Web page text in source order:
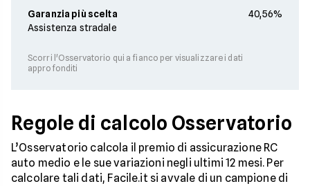
Garanzia più scelta
Assistenza stradale
40,56%
Scorri l'Osservatorio qui a fianco per visualizzare i dati
approfonditi
Regole di calcolo Osservatorio
L’Osservatorio calcola il premio di assicurazione RC
auto medio e le sue variazioni negli ultimi 12 mesi. Per
calcolare tali dati, Facile.it si avvale di un campione di